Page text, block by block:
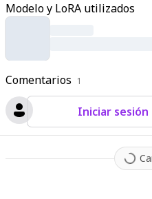
Comentarios 1
Iniciar
Modelo y LoRA utilizados